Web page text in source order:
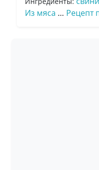
Из мяса … Рецепт